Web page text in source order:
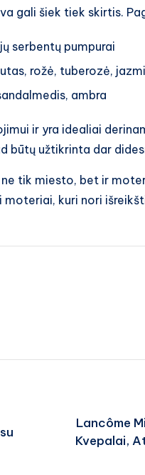
gali šiek tiek skirtis.
serbentų pumpurai
rožė, tuberozė,
ambra
ir yra idealiai
būtų užtikrinta dar
tik miesto, bet ir
kuri nori
Lancôme
Kvepalai,